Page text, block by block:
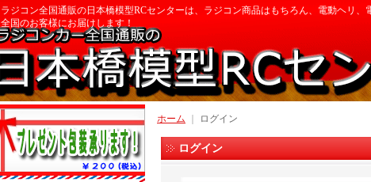
ラジコン全国通販の日本橋模型RCセンターは、ラジコン商品はもちろん、電動ヘリ
全国のお客様にお届けします！
ホーム ログイン
ログイン